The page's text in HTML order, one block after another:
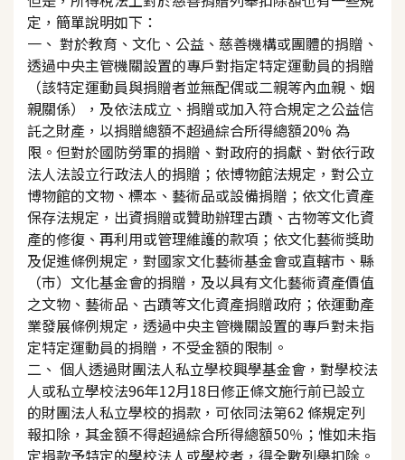
定，簡單說明如下：
一、 對於教育、文化、公益、慈善機構或團體的捐贈、
透過中央主管機關設置的專戶對指定特定運動員的捐贈
（該特定運動員與捐贈者並無配偶或二親等內血親、姻
親關係），及依法成立、捐贈或加入符合規定之公益信
託之財產，以捐贈總額不超過綜合所得總額20% 為
限。但對於國防勞軍的捐贈、對政府的捐獻、對依行政
法人法設立行政法人的捐贈；依博物館法規定，對公立
博物館的文物、標本、藝術品或設備捐贈；依文化資產
保存法規定，出資捐贈或贊助辦理古蹟、古物等文化資
產的修復、再利用或管理維護的款項；依文化藝術獎助
及促進條例規定，對國家文化藝術基金會或直轄市、縣
（市）文化基金會的捐贈，及以具有文化藝術資產價值
之文物、藝術品、古蹟等文化資產捐贈政府；依運動產
業發展條例規定，透過中央主管機關設置的專戶對未指
定特定運動員的捐贈，不受金額的限制。
二、 個人透過財團法人私立學校興學基金會，對學校法
人或私立學校法96年12月18日修正條文施行前已設立
的財團法人私立學校的捐款，可依同法第62 條規定列
報扣除，其金額不得超過綜合所得總額50％；惟如未指
定捐款予特定的學校法人或學校者，得全數列舉扣除。